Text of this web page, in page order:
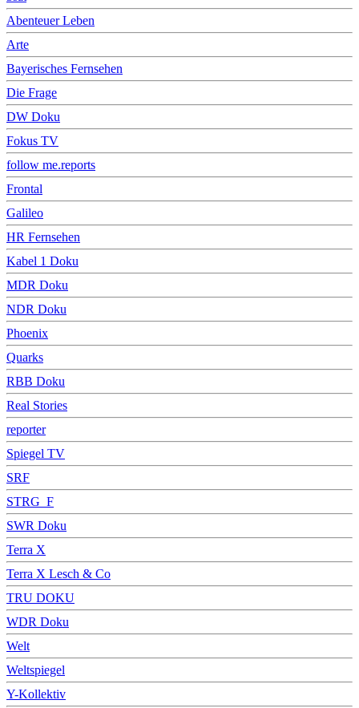
Abenteuer Leben
Arte
Bayerisches Fernsehen
Die Frage
DW Doku
Fokus TV
follow me.reports
Frontal
Galileo
HR Fernsehen
Kabel 1 Doku
MDR Doku
NDR Doku
Phoenix
Quarks
RBB Doku
Real Stories
reporter
Spiegel TV
SRF
STRG_F
SWR Doku
Terra X
Terra X Lesch & Co
TRU DOKU
WDR Doku
Welt
Weltspiegel
Y-Kollektiv